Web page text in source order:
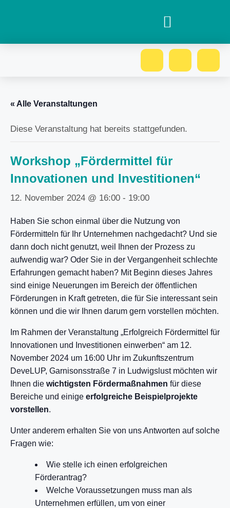
« Alle Veranstaltungen
Diese Veranstaltung hat bereits stattgefunden.
Workshop „Fördermittel für
Innovationen und Investitionen“
12. November 2024 @ 16:00 - 19:00
Haben Sie schon einmal über die Nutzung von
Fördermitteln für Ihr Unternehmen nachgedacht? Und sie
dann doch nicht genutzt, weil Ihnen der Prozess zu
aufwendig war? Oder Sie in der Vergangenheit schlechte
Erfahrungen gemacht haben? Mit Beginn dieses Jahres
sind einige Neuerungen im Bereich der öffentlichen
Förderungen in Kraft getreten, die für Sie interessant sein
können und die wir Ihnen darum gern vorstellen möchten.
Im Rahmen der Veranstaltung „Erfolgreich Fördermittel für
Innovationen und Investitionen einwerben“ am 12.
November 2024 um 16:00 Uhr im Zukunftszentrum
DeveLUP, Garnisonsstraße 7 in Ludwigslust möchten wir
Ihnen die wichtigsten Fördermaßnahmen für diese
Bereiche und einige erfolgreiche Beispielprojekte
vorstellen.
Unter anderem erhalten Sie von uns Antworten auf solche
Fragen wie:
Wie stelle ich einen erfolgreichen
Förderantrag?
Welche Voraussetzungen muss man als
Unternehmen erfüllen, um von einer